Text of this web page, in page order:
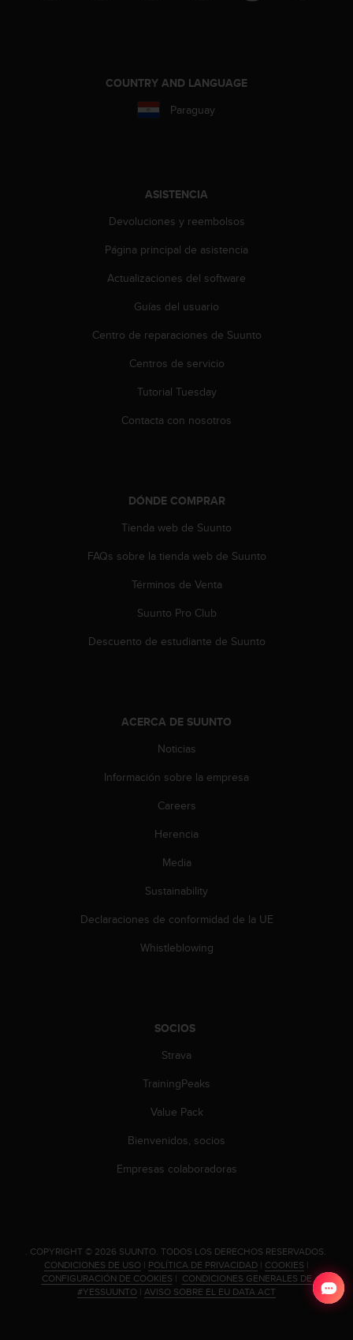
COUNTRY AND LANGUAGE
Paraguay
ASISTENCIA
Devoluciones y reembolsos
Página principal de asistencia
Actualizaciones del software
Guías del usuario
Centro de reparaciones de Suunto
Centros de servicio
Tutorial Tuesday
Contacta con nosotros
DÓNDE COMPRAR
Tienda web de Suunto
FAQs sobre la tienda web de Suunto
Términos de Venta
Suunto Pro Club
Descuento de estudiante de Suunto
ACERCA DE SUUNTO
Noticias
Información sobre la empresa
Careers
Herencia
Media
Sustainability
Declaraciones de conformidad de la UE
Whistleblowing
SOCIOS
Strava
TrainingPeaks
Value Pack
Bienvenidos, socios
Empresas colaboradoras
. COPYRIGHT © 2026 SUUNTO. TODOS LOS DERECHOS RESERVADOS.
CONDICIONES DE USO | POLÍTICA DE PRIVACIDAD | COOKIES |
CONFIGURACIÓN DE COOKIES | CONDICIONES GENERALES DE
#YESSUUNTO | AVISO SOBRE EL EU DATA ACT